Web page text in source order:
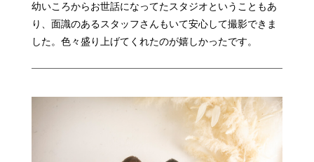
幼いころからお世話になってたスタジオということもあ
り、面識のあるスタッフさんもいて安心して撮影できま
した。色々盛り上げてくれたのが嬉しかったです。